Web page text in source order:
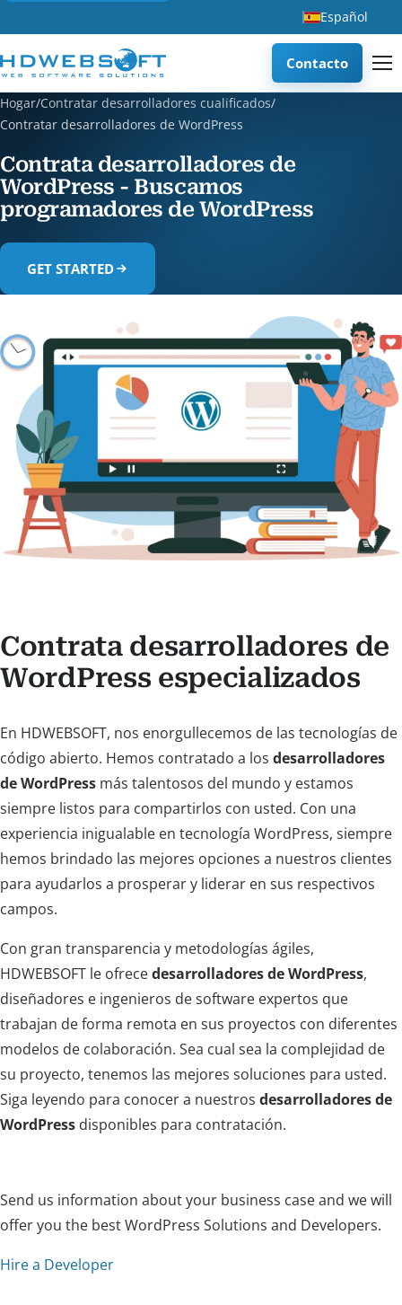
Español
Contacto
Hogar/Contratar desarrolladores cualificados/
Contratar desarrolladores de WordPress
Contrata desarrolladores de
WordPress - Buscamos
programadores de WordPress
GET STARTED
Contrata desarrolladores de
WordPress especializados
En HDWEBSOFT, nos enorgullecemos de las tecnologías de
código abierto. Hemos contratado a los desarrolladores
de WordPress más talentosos del mundo y estamos
siempre listos para compartirlos con usted. Con una
experiencia inigualable en tecnología WordPress, siempre
hemos brindado las mejores opciones a nuestros clientes
para ayudarlos a prosperar y liderar en sus respectivos
campos.
Con gran transparencia y metodologías ágiles,
HDWEBSOFT le ofrecedesarrolladores de WordPress,
diseñadores e ingenieros de software expertos que
trabajan de forma remota en sus proyectos con diferentes
modelos de colaboración. Sea cual sea la complejidad de
su proyecto, tenemos las mejores soluciones para usted.
Siga leyendo para conocer a nuestros desarrolladores de
WordPress disponibles para contratación.
Send us information about your business case and we will
offer you the best WordPress Solutions and Developers.
Hire a Developer